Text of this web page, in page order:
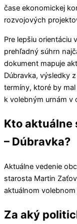
čase ekonomickej
rozvojových
Pre lepšiu orientáciu
prehľadný súhrn
dokument mapuje
Dúbravka, výsledky
termíny, ktoré by
k volebným urnám v
Kto aktuálne
– Dúbravka?
Aktuálne vedenie
starosta Martin
aktuálnom
Za aký